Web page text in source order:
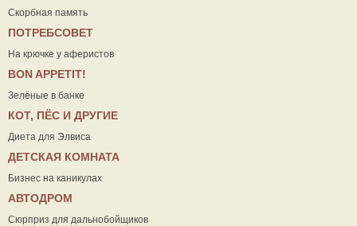
Скорбная память
ПОТРЕБСОВЕТ
На крючке у аферистов
ВON APPETIT!
Зелёные в банке
КОТ, ПЁС И ДРУГИЕ
Диета для Элвиса
ДЕТСКАЯ КОМНАТА
Бизнес на каникулах
АВТОДРОМ
Сюрприз для дальнобойщиков